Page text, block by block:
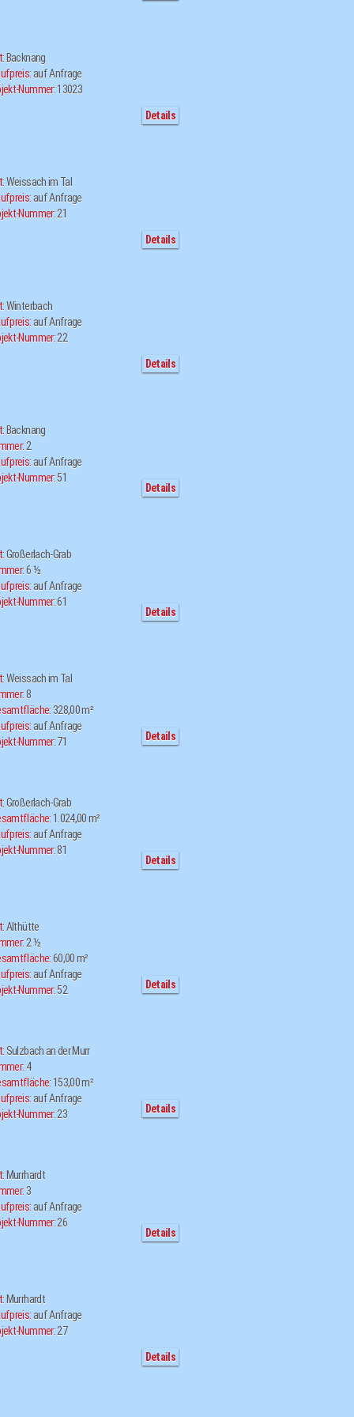
Backnang
auf Anfrage
Nummer:13023
Details
Weissach im Tal
auf Anfrage
Nummer:21
Details
Winterbach
auf Anfrage
Nummer:22
Details
Backnang
2
auf Anfrage
Nummer:51
Details
Großerlach-Grab
6 ½
auf Anfrage
Nummer:61
Details
Weissach im Tal
8
328,00 m²
auf Anfrage
Nummer:71 Details
Großerlach-Grab
1.024,00 m²
auf Anfrage
Nummer:81
Details
Althütte
2 ½
60,00 m²
auf Anfrage
Nummer:52 Details
Sulzbach an der Murr
4
153,00 m²
auf Anfrage
Nummer:23 Details
Murrhardt
3
auf Anfrage
Nummer:26
Details
Murrhardt
auf Anfrage
Nummer:27
Details